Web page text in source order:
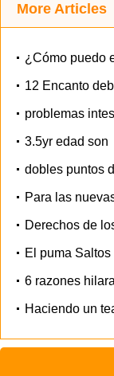
More Articles
12 Encanto
problemas
3.5yr edad son
dobles puntos
Derechos de
Haciendo un